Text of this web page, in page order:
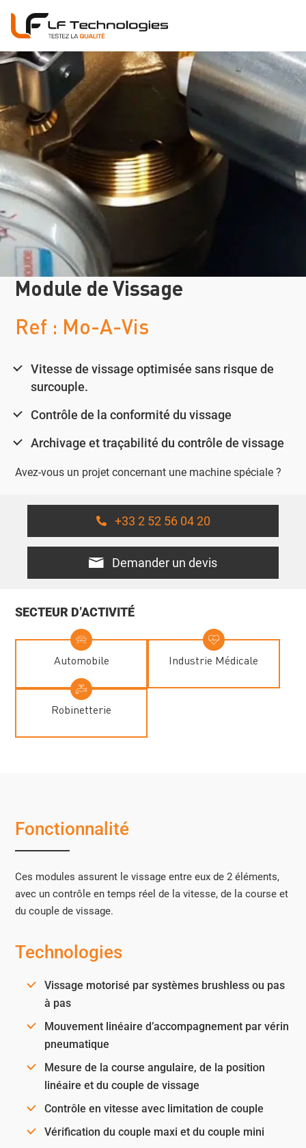
Module de Vissage
Ref : Mo-A-Vis
Vitesse de vissage optimisée sans risque de
surcouple.
Contrôle de la conformité du vissage
Archivage et traçabilité du contrôle de vissage
Avez-vous un projet concernant une machine spéciale ?
+33 2 52 56 04 20
Demander un devis
SECTEUR D’ACTIVITÉ
Automobile Industrie Médicale
Robinetterie
Fonctionnalité
Ces modules assurent le vissage entre eux de 2 éléments,
avec un contrôle en temps réel de la vitesse, de la course et
du couple de vissage.
Technologies
Vissage motorisé par systèmes brushless ou pas
à pas
Mouvement linéaire d’accompagnement par vérin
pneumatique
Mesure de la course angulaire, de la position
linéaire et du couple de vissage
Contrôle en vitesse avec limitation de couple
Vérification du couple maxi et du couple mini